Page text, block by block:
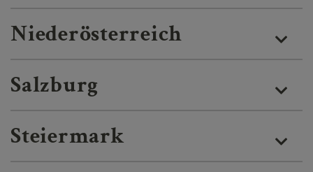
Niederösterreich
Salzburg
Steiermark